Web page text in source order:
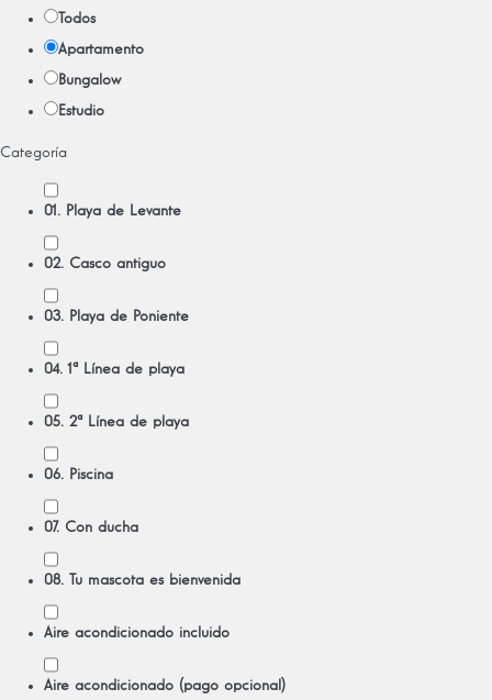
Todos
Apartamento
Bungalow
Estudio
Categoría
01. Playa de Levante
02. Casco antiguo
03. Playa de Poniente
04. 1ª Línea de playa
05. 2ª Línea de playa
06. Piscina
07. Con ducha
08. Tu mascota es bienvenida
Aire acondicionado incluido
Aire acondicionado (pago opcional)